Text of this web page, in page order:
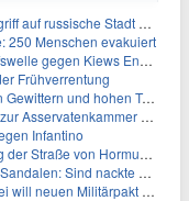
russische Stadt Belgorod
250 Menschen evakuiert
Kiews Energieinfrastruktur
Frühverrentung
und hohen Temperaturen
der Geschichte
Infantino
von Hormus ungewiss
Sind nackte Füße eklig?
Militärpakt erweitern